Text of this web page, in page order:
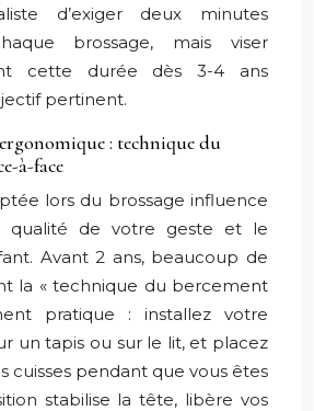
d’exiger deux minutes
brossage, mais viser
cette durée dès 3-4 ans
pertinent.
: technique du
à-face
lors du brossage influence
qualité de votre geste et le
Avant 2 ans, beaucoup de
la « technique du bercement
pratique : installez votre
un tapis ou sur le lit, et placez
cuisses pendant que vous êtes
stabilise la tête, libère vos